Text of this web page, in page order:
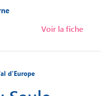
Voir la fiche
d'Europe